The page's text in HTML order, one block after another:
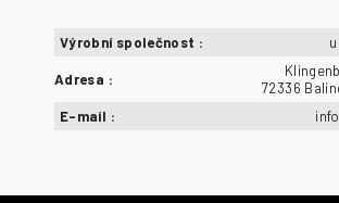
Výrobní společnost :
Adresa :
72336
E-mail :